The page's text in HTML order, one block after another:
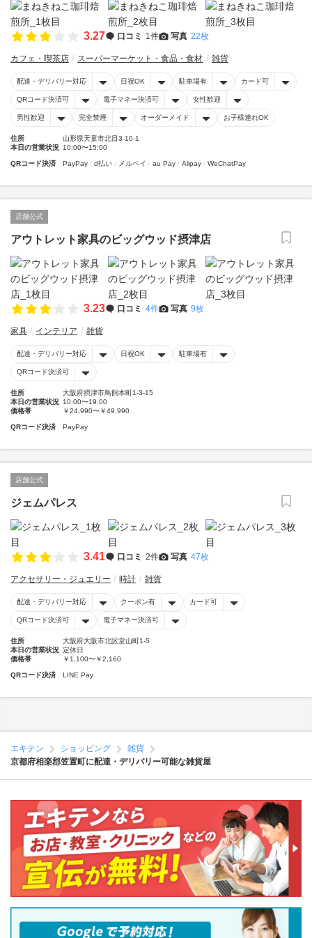
3.27 口コミ 1件 写真 22枚
カフェ・喫茶店 スーパーマーケット・食品・食材 雑貨
配達・デリバリー対応 日祝OK 駐車場有 カード可
QRコード決済可 電子マネー決済可 女性歓迎
男性歓迎 完全禁煙 オーダーメイド お子様連れOK
住所
山形県天童市北目3-10-1
本日の営業状況 10:00〜15:00
QRコード決済 PayPay d払い メルペイ au Pay Alipay WeChatPay
店舗公式
アウトレット家具のビッグウッド摂津店
3.23 口コミ 4件 写真 9枚
家具 インテリア 雑貨
配達・デリバリー対応 日祝OK 駐車場有
QRコード決済可
住所
大阪府摂津市鳥飼本町1-3-15
本日の営業状況 10:00〜19:00
価格帯
￥24,990〜￥49,990
QRコード決済 PayPay
店舗公式
ジェムパレス
3.41 口コミ 2件 写真 47枚
アクセサリー・ジュエリー 時計 雑貨
配達・デリバリー対応 クーポン有 カード可
QRコード決済可 電子マネー決済可
住所
大阪府大阪市北区堂山町1-5
本日の営業状況 定休日
価格帯
￥1,100〜￥2,160
QRコード決済 LINE Pay
エキテン ショッピング
雑貨
京都府相楽郡笠置町に配達・デリバリー可能な雑貨屋